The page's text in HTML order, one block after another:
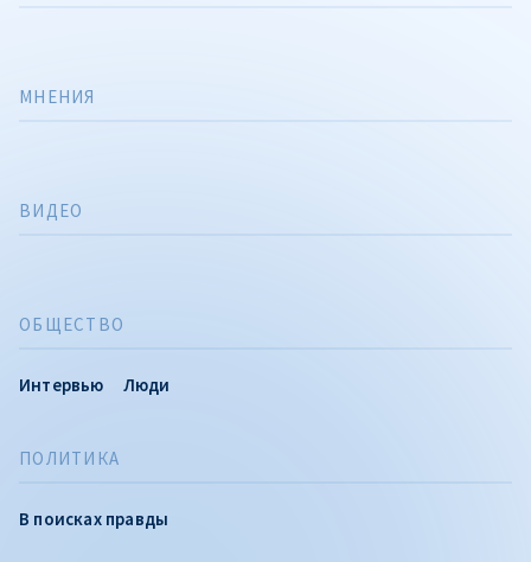
ПОЛИТИКА
В поисках правды
ОБЩЕСТВО
Интервью Люди
МНЕНИЯ
ВИДЕО